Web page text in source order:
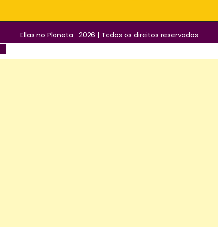
Ellas no Planeta -2026 | Todos os direitos reservados